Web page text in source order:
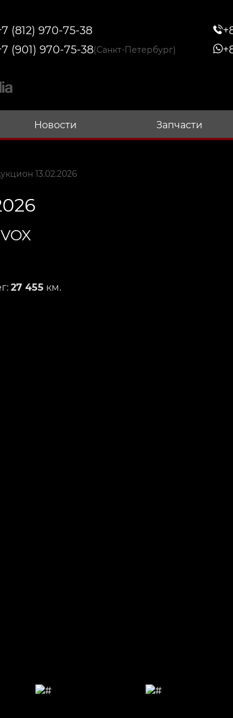
(812) 970-75-38
(901) 970-75-38(Санкт-Петербург)
Новости Запчасти
13.02.2026
27 455 км.